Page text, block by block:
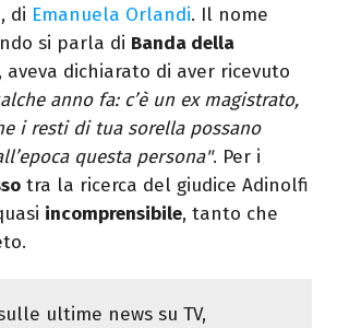
di Emanuela Orlandi. Il nome
si parla di Banda della
, aveva dichiarato di aver ricevuto
anno fa: c’è un ex magistrato,
i resti di tua sorella possano
questa persona". Per i
tra la ricerca del giudice Adinolfi
incomprensibile, tanto che
ultime news su TV,